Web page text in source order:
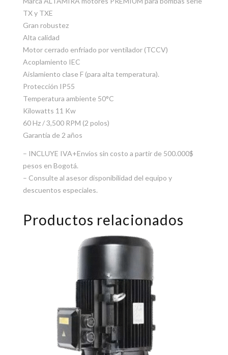
TX y TXE
Gran robustez
Alta calidad
Motor cerrado enfriado por ventilador (TCCV)
Acoplamiento IEC
Aislamiento clase F (para alta temperatura).
Protección IP55
Temperatura ambiente 50°C
Kilowatts 11 Kw
60 Hz / 3,500 RPM (2 polos)
Garantía de 2 años
– INCLUYE IVA+Envíos sin costo a partir de 500.000$
pesos en Bogotá.
– Consulte al asesor disponibilidad del equipo y
descuentos especiales.
Productos relacionados